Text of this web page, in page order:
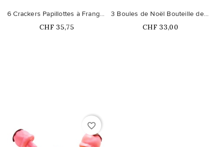
6 Crackers Papillottes à Franges Pastel
Prix
CHF 35,75
3 Boules de Noël Bouteille de Champagne
Prix
CHF 33,00
favorite_border